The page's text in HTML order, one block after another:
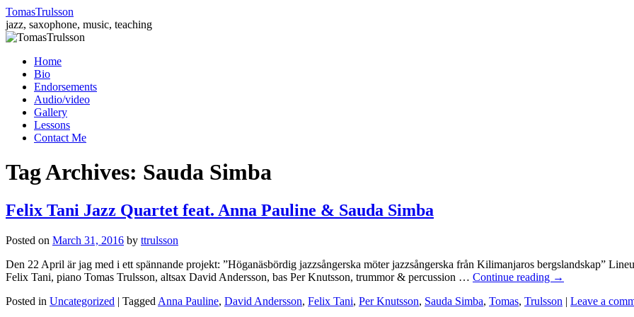
TomasTrulsson
jazz, saxophone, music, teaching
Skip
content
Home
Bio
Endorsements
Audio/video
Gallery
Lessons
Contact Me
Tag Archives: Sauda Simba
Felix Tani Jazz Quartet feat. Anna Pauline & Sauda Simba
Posted on March 31, 2016 by ttrulsson
Den 22 April är jag med i ett spännande projekt: ”Höganäsbördig jazzsångerska möter jazzsångerska från Kilimanjaros bergslandskap”
Felix Tani, piano Tomas Trulsson, altsax David Andersson, bas Per Knutsson, trummor & percussion … Continue reading →
Posted in Uncategorized | Tagged Anna Pauline, David Andersson, Felix Tani, Per Knutsson, Sauda Simba, Tomas, Trulsson | Leave a